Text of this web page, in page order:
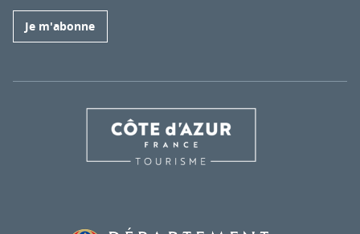
Je m'abonne